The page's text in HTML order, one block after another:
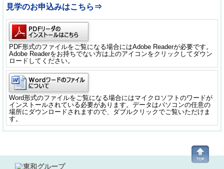
見学のお申込みはこちら⇒
PDF形式のファイルをご覧になる場合にはAdobe Readerが必要です。
Adobe Readerをお持ちでない方は上のアイコンをクリックしてダウン
ロードしてください。
Word形式のファイルをご覧になる場合にはマイクロソフトのワードが
インストールされている必要があります。データはパソコンの任意の
場所にダウンロードされますので、ダブルクリックでご覧いただけま
す。